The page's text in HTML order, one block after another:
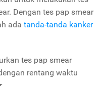
Dengan tes pap smear
ada tanda-tanda kanker
tes pap smear
rentang waktu